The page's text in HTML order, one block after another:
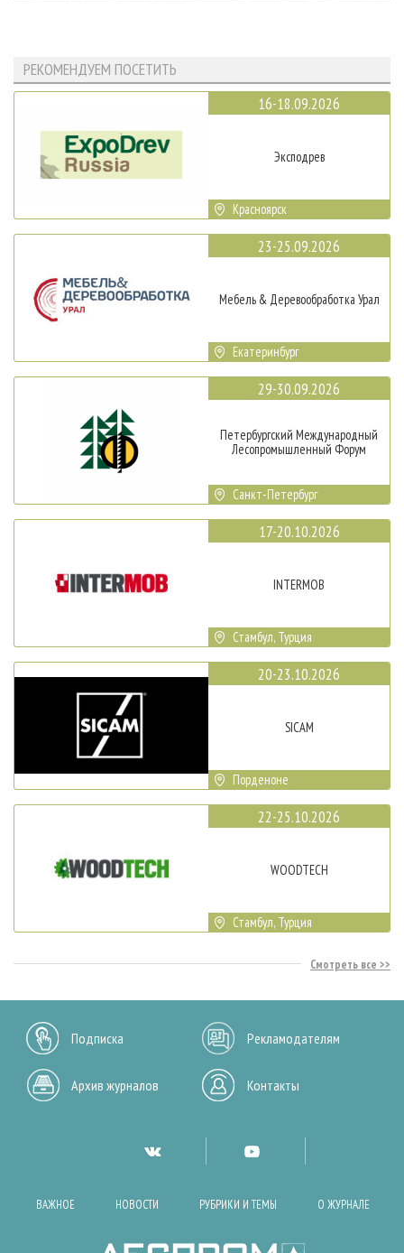
РЕКОМЕНДУЕМ ПОСЕТИТЬ
16-18.09.2026
Эксподрев
Красноярск
23-25.09.2026
Мебель & Деревообработка Урал
Екатеринбург
29-30.09.2026
Петербургский Международный
Лесопромышленный Форум
Санкт-Петербург
17-20.10.2026
INTERMOB
Стамбул, Турция
20-23.10.2026
SICAM
Порденоне
22-25.10.2026
WOODTECH
Стамбул, Турция
Смотреть все
Подписка Рекламодателям
Архив журналов Контакты
ВАЖНОЕ НОВОСТИ РУБРИКИ И ТЕМЫ О ЖУРНАЛЕ